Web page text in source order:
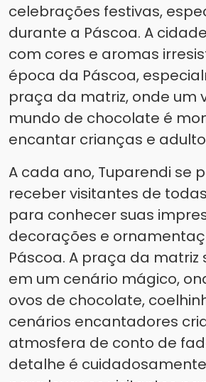
celebrações festivas,
durante a Páscoa. A
com cores e aromas
época da Páscoa,
praça da matriz, onde um
mundo de chocolate é
encantar crianças e
A cada ano, Tuparendi se
receber visitantes de
para conhecer suas
decorações e
Páscoa. A praça da
em um cenário mágico,
ovos de chocolate,
cenários encantadores
atmosfera de conto de
detalhe é